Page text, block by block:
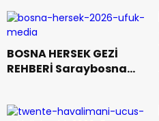
Bosne Milli Parkı
BOSNA HERSEK GEZİ
REHBERİ Saraybosna